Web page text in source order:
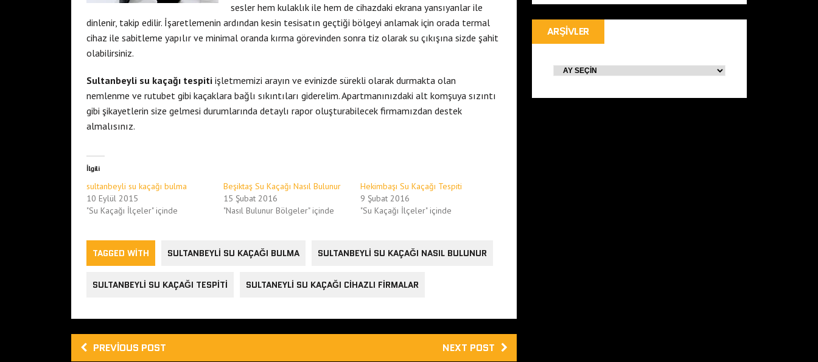
sesler hem kulaklık ile hem de cihazdaki ekrana yansıyanlar ile
dinlenir, takip edilir. İşaretlemenin ardından kesin tesisatın geçtiği bölgeyi anlamak için orada termal
cihaz ile sabitleme yapılır ve minimal oranda kırma görevinden sonra tiz olarak su çıkışına sizde şahit
olabilirsiniz.
Sultanbeyli su kaçağı tespiti işletmemizi arayın ve evinizde sürekli olarak durmakta olan
nemlenme ve rutubet gibi kaçaklara bağlı sıkıntıları giderelim. Apartmanınızdaki alt komşuya sızıntı
gibi şikayetlerin size gelmesi durumlarında detaylı rapor oluşturabilecek firmamızdan destek
almalısınız.
İlgili
sultanbeyli su kaçağı bulma
10 Eylül 2015
"Su Kaçağı İlçeler" içinde
Beşiktaş Su Kaçağı Nasıl Bulunur
15 Şubat 2016
"Nasıl Bulunur Bölgeler" içinde
Hekimbaşı Su Kaçağı Tespiti
9 Şubat 2016
"Su Kaçağı İlçeler" içinde
TAGGED WITH SULTANBEYLI SU KAÇAĞI BULMA SULTANBEYLI SU KAÇAĞI NASIL BULUNUR
SULTANBEYLI SU KAÇAĞI TESPITI SULTANEYLI SU KAÇAĞI CIHAZLI FIRMALAR
PREVIOUS POST NEXT POST
ARŞIVLER